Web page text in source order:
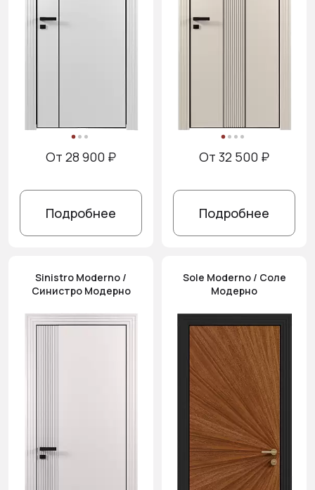
От 28 900 ₽
Подробнее
От 32 500 ₽
Подробнее
Sinistro Moderno /
Синистро Модерно
Sole Moderno / Соле
Модерно